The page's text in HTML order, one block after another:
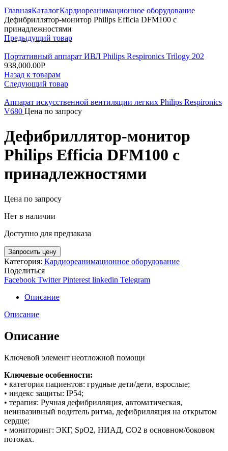
ГлавнаяКаталогКардиореанимационное оборудование
Дефибриллятор-монитор Philips Efficia DFM100 с
принадлежностями
Предыдущий товар
Портативный аппарат ИВЛ Philips Respironics Trilogy 202
938,000.00Р
Назад к товарам
Следующий товар
Аппарат искусственной вентиляции легких Philips Respironics
V680 Цена по запросу
Дефибриллятор-монитор
Philips Efficia DFM100 с
принадлежностями
Цена по запросу
Нет в наличии
Доступно для предзаказа
Запросить цену
Категория: Кардиореанимационное оборудование
Поделиться
Facebook Twitter Pinterest linkedin Telegram
Описание
Описание
Описание
Ключевой элемент неотложной помощи
Ключевые особенности:
• категория пациентов: грудные дети/дети, взрослые;
• индекс защиты: IP54;
• терапия: Ручная дефибрилляция, автоматическая,
неинвазивный водитель ритма, дефибрилляция на открытом
сердце;
• мониторинг: ЭКГ, SpO2, НИАД, СО2 в основном/боковом
потоках.